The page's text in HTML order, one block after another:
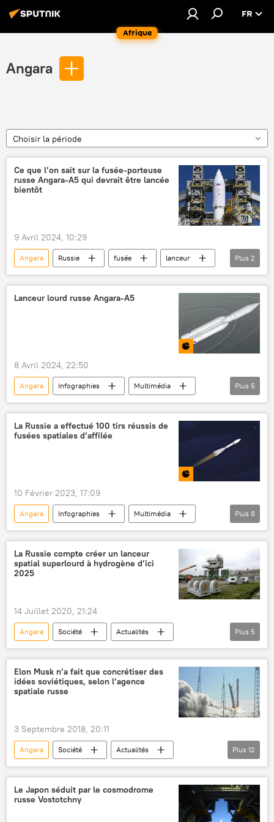
Afrique
FR
Angara
Choisir la période
Ce que l’on sait sur la fusée-porteuse
russe Angara-A5 qui devrait être lancée
bientôt
9 Avril 2024, 10:29
Angara Russie fusée
lanceur
Holding spatial russe Roscosmos
espace
Plus 2
Lanceur lourd russe Angara-A5
8 Avril 2024, 22:50
Angara Infographies
Multimédia
Russie
cosmodrome Vostotchny
Angara-A5
exploration de l'espace
lanceur lourd
Plus 5
La Russie a effectué 100 tirs réussis de
fusées spatiales d’affilée
10 Février 2023, 17:09
Angara Infographies
Multimédia
Holding spatial russe Roscosmos
Russie
Rockot
espace extra-atmosphérique
exploration de l'espace
Soyouz-ST
Plus 8
La Russie compte créer un lanceur
spatial superlourd à hydrogène d’ici
2025
14 Juillet 2020, 21:24
Angara Société
Actualités
Angara-A5
Holding spatial russe Roscosmos
Dmitri Rogozine
espace
Sciences et tech
Plus 5
Elon Musk n’a fait que concrétiser des
idées soviétiques, selon l’agence
spatiale russe
3 Septembre 2018, 20:11
Angara Société
Actualités
International
Russie
États-Unis
Moscou
Elon Musk
Alexandre Medvedev
Plus 12
Le Japon séduit par le cosmodrome
russe Vostotchny